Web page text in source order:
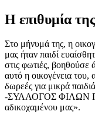
Η επιθυμία
Στο μήνυμά της, η
μας ήταν παιδί
στις φωτιές, βοηθούσε
αυτό η οικογένεια
δωρεές για μικρά
-ΣΥΛΛΟΓΟΣ ΦΙΛΩΝ
αδικοχαμένου μας».